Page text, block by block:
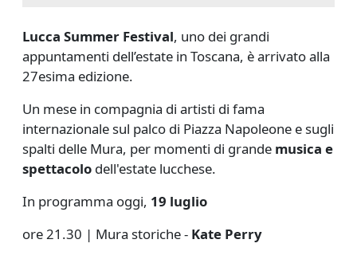
Lucca Summer Festival, uno dei grandi
appuntamenti dell’estate in Toscana, è arrivato alla
27esima edizione.
Un mese in compagnia di artisti di fama
internazionale sul palco di Piazza Napoleone e sugli
spalti delle Mura, per momenti di grande musica e
spettacolo dell'estate lucchese.
In programma oggi, 19 luglio
ore 21.30 | Mura storiche - Kate Perry